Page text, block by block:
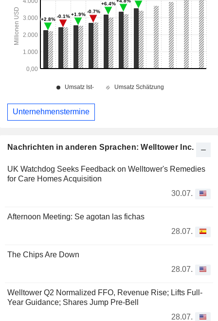
Nachrichten in anderen Sprachen: Welltower Inc.
UK Watchdog Seeks Feedback on Welltower's Remedies
for Care Homes Acquisition
30.07.
Afternoon Meeting: Se agotan las fichas
28.07.
The Chips Are Down
28.07.
Welltower Q2 Normalized FFO, Revenue Rise; Lifts Full-
Year Guidance; Shares Jump Pre-Bell
28.07.
Unternehmenstermine